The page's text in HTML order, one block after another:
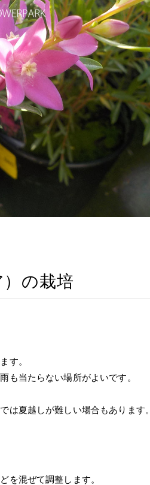
の栽培
す。
も当たらない場所がよいです。
は夏越しが難しい場合もあります。
を混ぜて調整します。